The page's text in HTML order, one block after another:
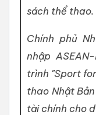
sách thể thao.
Chính phủ
nhập
trình "Sport
thao Nhật
tài chính cho